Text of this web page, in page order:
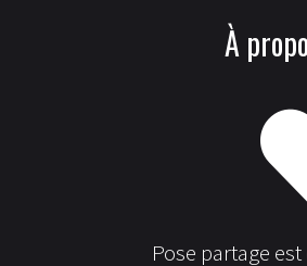
À
Pose partage